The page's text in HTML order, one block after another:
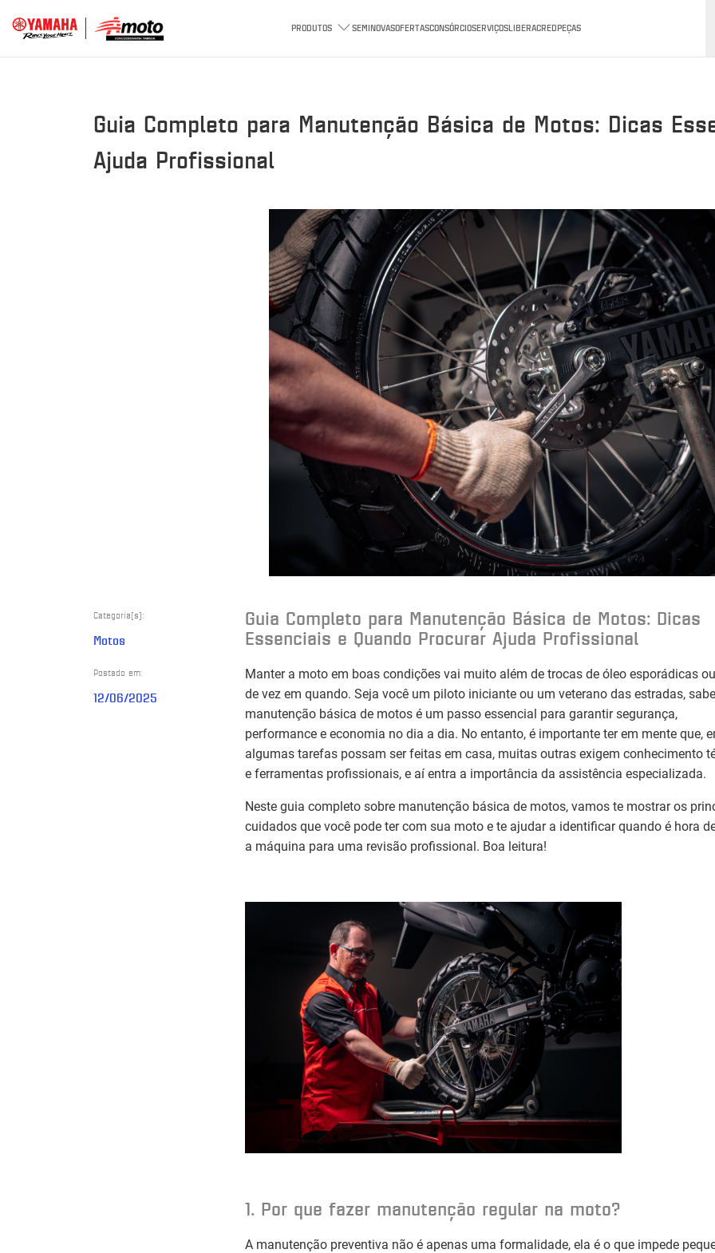
PRODUTOS SEMINOVASOFERTASCONSÓRCIOSERVIÇOSLIBERACREDPEÇAS
Guia Completo para Manutenção Básica de Motos: Dicas
Ajuda Profissional
Categoria(s):
Motos
Postado em:
12/06/2025
Guia Completo para Manutenção Básica de Motos: Dicas
Essenciais e Quando Procurar Ajuda Profissional
Manter a moto em boas condições vai muito além de trocas de óleo esporádicas
de vez em quando. Seja você um piloto iniciante ou um veterano das estradas,
manutenção básica de motos é um passo essencial para garantir segurança,
performance e economia no dia a dia. No entanto, é importante ter em mente que,
algumas tarefas possam ser feitas em casa, muitas outras exigem conhecimento
e ferramentas profissionais, e aí entra a importância da assistência especializada.
Neste guia completo sobre manutenção básica de motos, vamos te mostrar os
cuidados que você pode ter com sua moto e te ajudar a identificar quando é hora
a máquina para uma revisão profissional. Boa leitura!
1. Por que fazer manutenção regular na moto?
A manutenção preventiva não é apenas uma formalidade, ela é o que impede